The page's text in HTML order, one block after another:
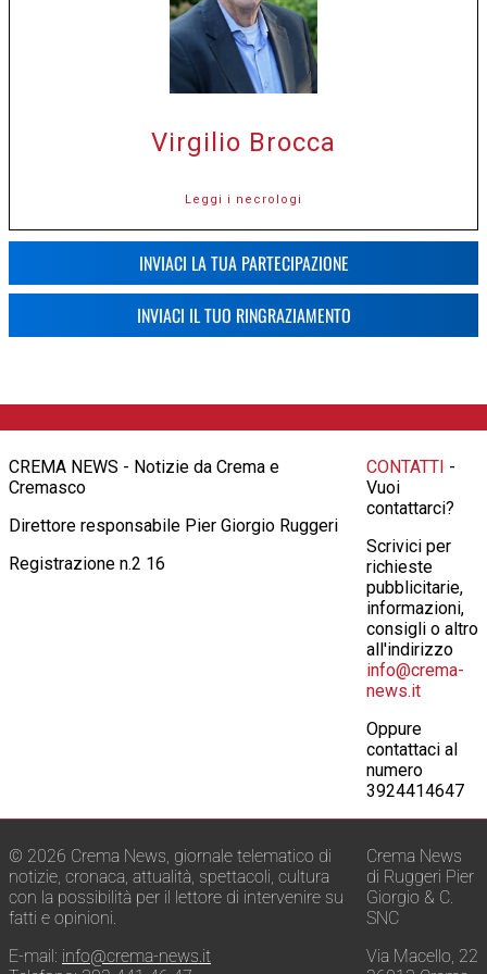
Virgilio Brocca
Leggi i necrologi
INVIACI LA TUA PARTECIPAZIONE
INVIACI IL TUO RINGRAZIAMENTO
CREMA NEWS - Notizie da Crema e
Cremasco
Direttore responsabile Pier Giorgio Ruggeri
Registrazione n.2 16
CONTATTI -
Vuoi
contattarci?
Scrivici per
richieste
pubblicitarie,
informazioni,
consigli o altro
all'indirizzo
info@crema-
news.it
Oppure
contattaci al
numero
3924414647
© 2026 Crema News, giornale telematico di
notizie, cronaca, attualità, spettacoli, cultura
con la possibilità per il lettore di intervenire su
fatti e opinioni.
E-mail: info@crema-news.it
Crema News
di Ruggeri Pier
Giorgio & C.
SNC
Via Macello, 22